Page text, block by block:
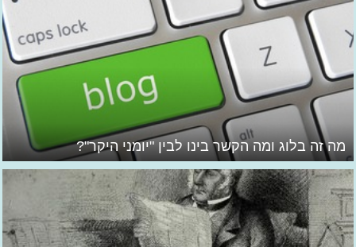
מה זה בלוג ומה הקשר בינו לבין "יומני היקר"?